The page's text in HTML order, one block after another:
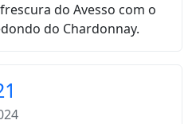
do Avesso com o
do Chardonnay.